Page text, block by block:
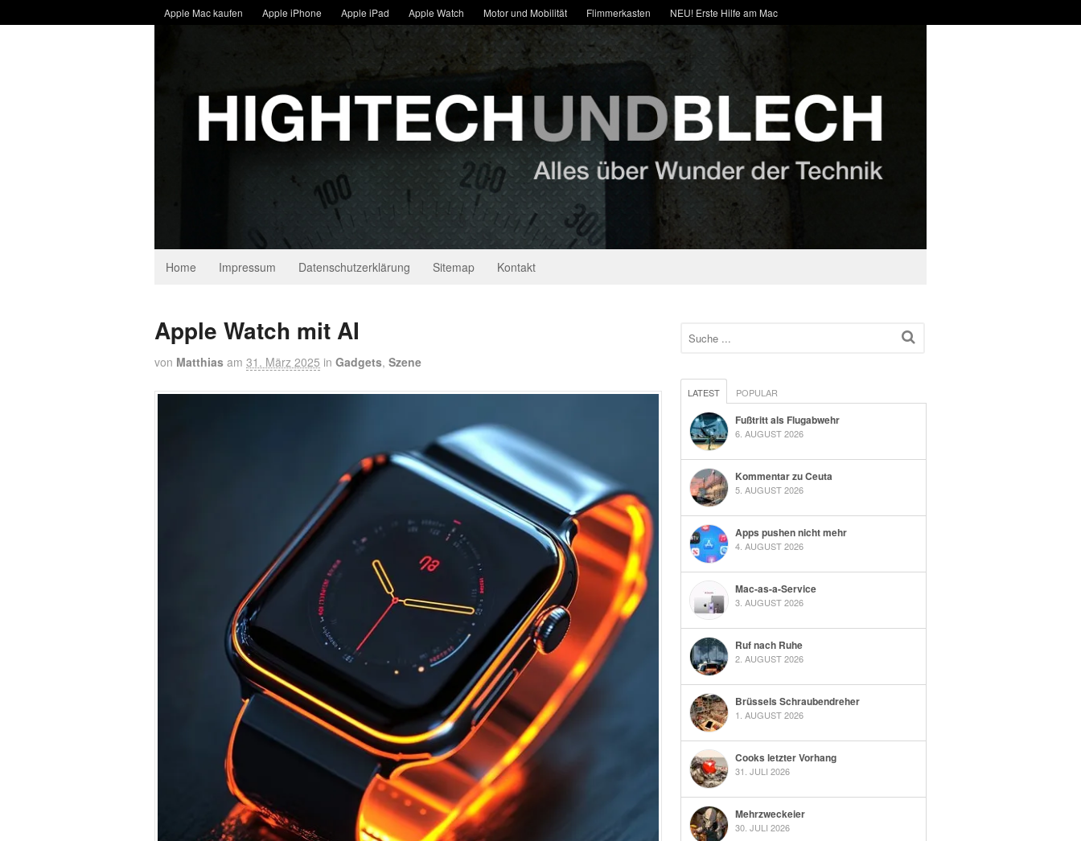
Apple Mac kaufen Apple iPhone Apple iPad Apple Watch Motor und Mobilität Flimmerkasten NEU! Erste Hilfe am Mac
Home Impressum Datenschutzerklärung Sitemap Kontakt
Apple Watch mit AI
von Matthias am 31. März 2025 in Gadgets, Szene
LATEST POPULAR
Fußtritt als Flugabwehr
6. AUGUST 2026
Kommentar zu Ceuta
5. AUGUST 2026
Apps pushen nicht mehr
4. AUGUST 2026
Mac-as-a-Service
3. AUGUST 2026
Ruf nach Ruhe
2. AUGUST 2026
Brüssels Schraubendreher
1. AUGUST 2026
Cooks letzter Vorhang
31. JULI 2026
Mehrzweckeier
30. JULI 2026